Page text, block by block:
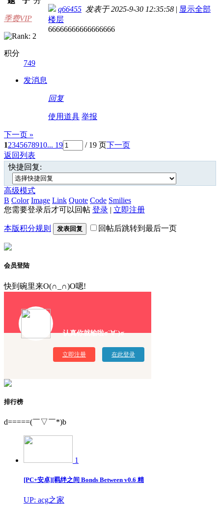
季费VIP
积分
749
发消息
q66455 发表于 2025-9-30 12:35:58 | 显示全部
楼层
66666666666666666
回复
使用道具 举报
下一页 »
12345678910... 19 / 19 页下一页
返回列表
快捷回复:
高级模式
B Color Image Link Quote Code Smilies
您需要登录后才可以回帖 登录 | 立即注册
本版积分规则 发表回复 回帖后跳转到最后一页
会员登陆
快到碗里来O(∩_∩)O嗯!
认真你就输啦σ`∀´)σ
立即注册 在此登录
排行榜
d=====(￣▽￣*)b
1
[PC+安卓][羁绊之间 Bonds Between v0.6 精
UP: acg之家